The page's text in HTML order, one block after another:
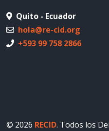
Quito - Ecuador
hola@re-cid.org
+593 99 758 2866
© 2026 RECID. Todos los